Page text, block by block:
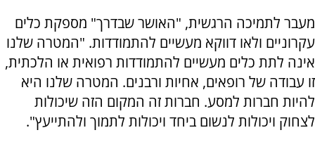
מעבר לתמיכה הרגשית, "האושר שבדרך" מספקת כלים
עקרוניים ולאו דווקא מעשיים להתמודדות. "המטרה שלנו
אינה לתת כלים מעשיים להתמודדות רפואית או הלכתית,
זו עבודה של רופאים, אחיות ורבנים. המטרה שלנו היא
להיות חברות למסע. חברות זה המקום הזה שיכולות
לצחוק ויכולות לנשום ביחד ויכולות לתמוך ולהתייעץ".